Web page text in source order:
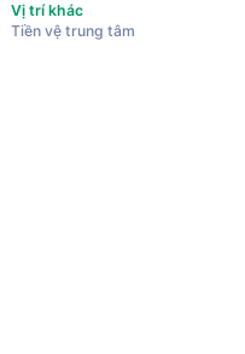
Vị trí khác
Tiền vệ trung tâm